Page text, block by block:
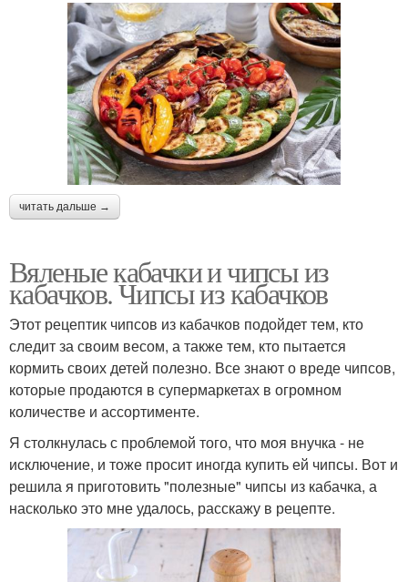
читать дальше →
Вяленые кабачки и чипсы из
кабачков. Чипсы из кабачков
Этот рецептик чипсов из кабачков подойдет тем, кто
следит за своим весом, а также тем, кто пытается
кормить своих детей полезно. Все знают о вреде чипсов,
которые продаются в супермаркетах в огромном
количестве и ассортименте.
Я столкнулась с проблемой того, что моя внучка - не
исключение, и тоже просит иногда купить ей чипсы. Вот и
решила я приготовить "полезные" чипсы из кабачка, а
насколько это мне удалось, расскажу в рецепте.